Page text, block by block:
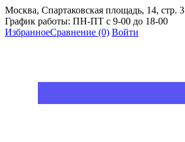
Москва, Спартаковская площадь, 14, стр. 3
График работы: ПН-ПТ с 9-00 до 18-00
ИзбранноеСравнение (0) Войти